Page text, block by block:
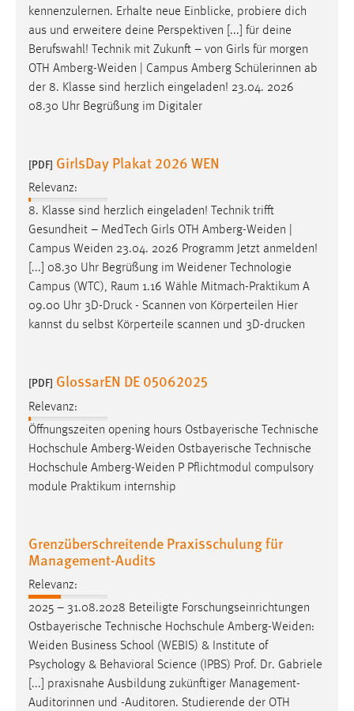
kennenzulernen. Erhalte neue Einblicke, probiere dich
aus und erweitere deine Perspektiven [...] für deine
Berufswahl! Technik mit Zukunft – von Girls für morgen
OTH Amberg-Weiden | Campus Amberg Schülerinnen ab
der 8. Klasse sind herzlich eingeladen! 23.04. 2026
08.30 Uhr Begrüßung im Digitaler
[PDF] GirlsDay Plakat 2026 WEN
Relevanz:
8. Klasse sind herzlich eingeladen! Technik trifft
Gesundheit – MedTech Girls OTH Amberg-Weiden
Campus Weiden 23.04. 2026 Programm Jetzt anmelden!
[...] 08.30 Uhr Begrüßung im Weidener Technologie
Campus (WTC), Raum 1.16 Wähle Mitmach-Praktikum A
09.00 Uhr 3D-Druck - Scannen von Körperteilen Hier
kannst du selbst Körperteile scannen und 3D-drucken
[PDF] GlossarEN DE 05062025
Relevanz:
Öffnungszeiten opening hours Ostbayerische Technische
Hochschule Amberg-Weiden Ostbayerische Technische
Hochschule Amberg-Weiden P Pflichtmodul compulsory
module Praktikum internship
Grenzüberschreitende Praxisschulung für
Management-Audits
Relevanz:
2025 – 31.08.2028 Beteiligte Forschungseinrichtungen
Ostbayerische Technische Hochschule Amberg-Weiden:
Weiden Business School (WEBIS) & Institute of
Psychology & Behavioral Science (IPBS) Prof. Dr. Gabriele
[...] praxisnahe Ausbildung zukünftiger Management-
Auditorinnen und -Auditoren. Studierende der OTH
Zweck:
Für performante Seitenauslieferung wird in diesem Cookie
gespeichert, ob man eingeloggt ist.
Sprachpräferenz
site-language-preference
Zweck:
Das Cookie speichert die gewählte Sprache der Website.
Cookie Laufzeit:
30 Tage
Chat
Name:
Wird benötigt um die Chatfunktion nutzen zu können.
Cookie Laufzeit:
5e9dbeb1811c0446 = Sitzungslaufzeit, mibew_locale = 3
Jahre, MIBEW_UserID = 1 Jahr
Login
Name:
fe_user, be_user, be_lastLoginProvider
Zweck:
Dieser Cookie ist notwendig um sich an der Website
einloggen zu können.
Cookie Laufzeit:
24 Stunden